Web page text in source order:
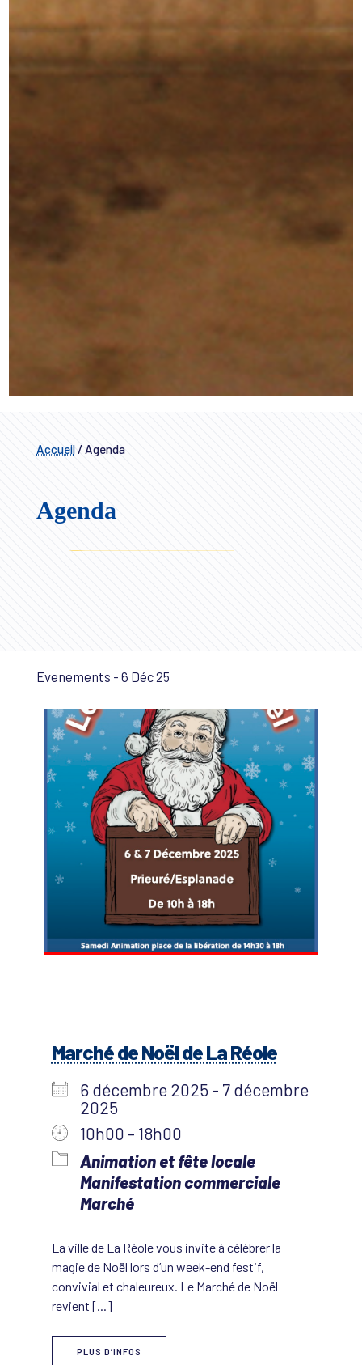
Accueil/Agenda
Agenda
Evenements - 6 Déc 25
Marché de Noël de La Réole
6 décembre 2025 - 7 décembre
2025
10h00 - 18h00
Animation et fête locale
Manifestation commerciale
Marché
La ville de La Réole vous invite à célébrer la
magie de Noël lors d’un week-end festif,
convivial et chaleureux. Le Marché de Noël
revient [...]
PLUS D’INFOS